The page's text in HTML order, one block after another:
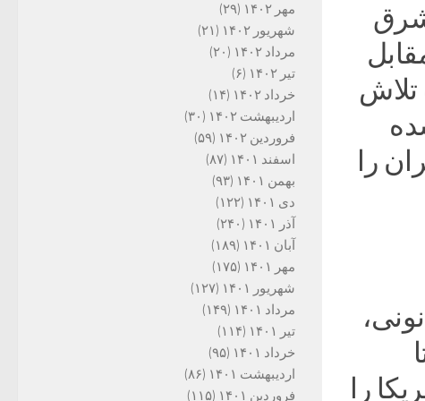
شرق
تلاش
را
را
مهر ۱۴۰۲
(۲۹)
شهریور ۱۴۰۲
(۲۱)
مرداد ۱۴۰۲
(۲۰)
تیر ۱۴۰۲
(۶)
خرداد ۱۴۰۲
(۱۴)
اردیبهشت ۱۴۰۲
(۳۰)
فروردین ۱۴۰۲
(۵۹)
اسفند ۱۴۰۱
(۸۷)
بهمن ۱۴۰۱
(۹۳)
دی ۱۴۰۱
(۱۲۲)
آذر ۱۴۰۱
(۲۴۰)
آبان ۱۴۰۱
(۱۸۹)
مهر ۱۴۰۱
(۱۷۵)
شهریور ۱۴۰۱
(۱۲۷)
مرداد ۱۴۰۱
(۱۴۹)
تیر ۱۴۰۱
(۱۱۴)
خرداد ۱۴۰۱
(۹۵)
اردیبهشت ۱۴۰۱
(۸۶)
فروردین ۱۴۰۱
(۱۱۵)